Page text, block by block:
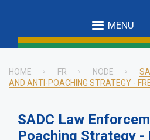
MENU
Breadcrumb
HOME FR NODE
AND ANTI-POACHING STRATEGY -
SADC Law
Poaching Strategy -